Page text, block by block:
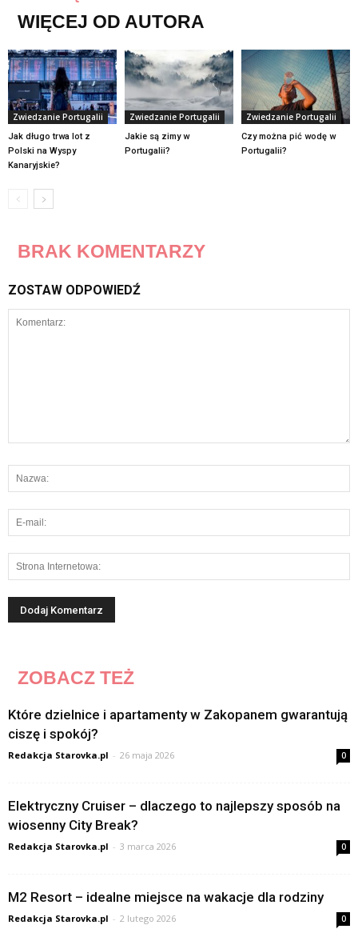
WIĘCEJ OD AUTORA
Zwiedzanie Portugalii
Jak długo trwa lot z
Polski na Wyspy
Kanaryjskie?
Zwiedzanie Portugalii
Jakie są zimy w
Portugalii?
Zwiedzanie Portugalii
Czy można pić wodę w
Portugalii?
BRAK KOMENTARZY
ZOSTAW ODPOWIEDŹ
ZOBACZ TEŻ
Które dzielnice i apartamenty w Zakopanem gwarantują
ciszę i spokój?
Redakcja Starovka.pl - 26 maja 2026 0
Elektryczny Cruiser – dlaczego to najlepszy sposób na
wiosenny City Break?
Redakcja Starovka.pl - 3 marca 2026 0
M2 Resort – idealne miejsce na wakacje dla rodziny
Redakcja Starovka.pl - 2 lutego 2026 0